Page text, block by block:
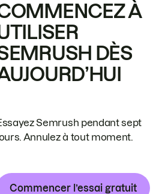
À
DÈS
Semrush pendant sept
Annulez à tout moment.
Commencer l’essai gratuit